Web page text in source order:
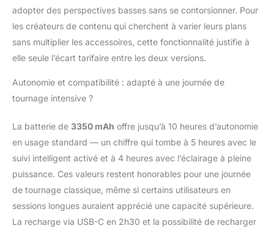
bride de smartphone
magnétique pour
gamme DJI OM 7, etc.
et stable avec ce
créateurs de contenu.
En raison d’un
problème de
compatibilité,
l’application DJI Mimo a
été supprimée de
garantir une meilleure
expérience d’utilisation
adopter des perspectives basses sans se contorsionner. Pour
les créateurs de contenu qui cherchent à varier leurs plans
sans multiplier les accessoires, cette fonctionnalité justifie à
elle seule l’écart tarifaire entre les deux versions.
Autonomie et compatibilité : adapté à une journée de
tournage intensive ?
La batterie de 3350 mAh offre jusqu’à 10 heures d’autonomie
en usage standard — un chiffre qui tombe à 5 heures avec le
suivi intelligent activé et à 4 heures avec l’éclairage à pleine
puissance. Ces valeurs restent honorables pour une journée
de tournage classique, même si certains utilisateurs en
sessions longues auraient apprécié une capacité supérieure.
La recharge via USB-C en 2h30 et la possibilité de recharger